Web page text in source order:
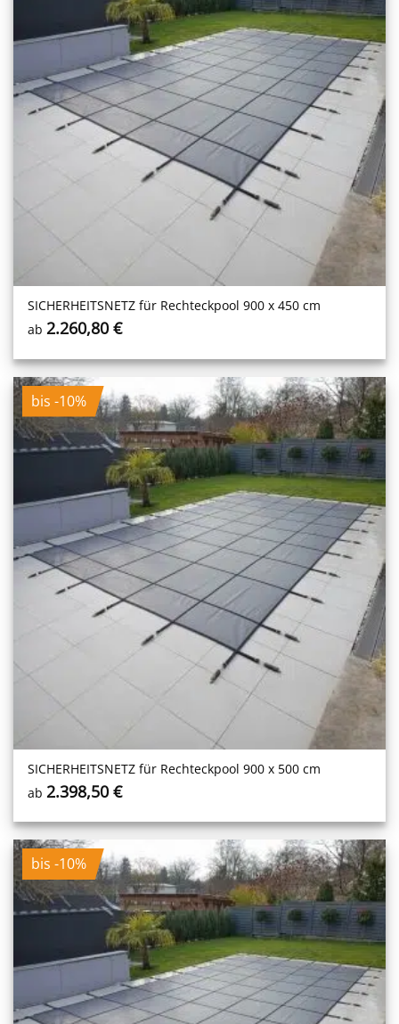
SICHERHEITS­NETZ für Rechteckpool 900 x 450 cm
ab2.260,80€
bis -10%
SICHERHEITS­NETZ für Rechteckpool 900 x 500 cm
ab 2.398,50€
bis -10%